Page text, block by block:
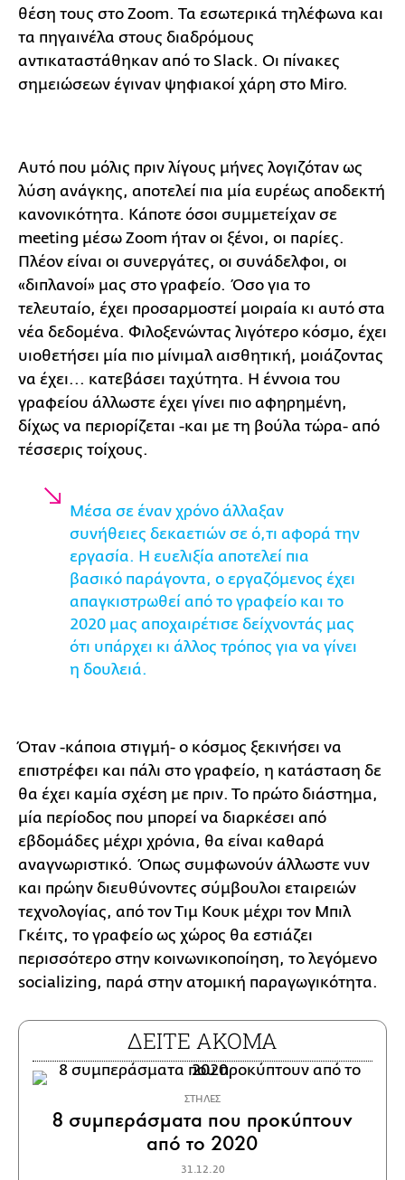
θέση τους στο Zoom. Τα εσωτερικά τηλέφωνα και
τα πηγαινέλα στους διαδρόμους
αντικαταστάθηκαν από το Slack. Οι πίνακες
σημειώσεων έγιναν ψηφιακοί χάρη στο Miro.
Αυτό που μόλις πριν λίγους μήνες λογιζόταν ως
λύση ανάγκης, αποτελεί πια μία ευρέως αποδεκτή
κανονικότητα. Κάποτε όσοι συμμετείχαν σε
meeting μέσω Zoom ήταν οι ξένοι, οι παρίες.
Πλέον είναι οι συνεργάτες, οι συνάδελφοι, οι
«διπλανοί» μας στο γραφείο. Όσο για το
τελευταίο, έχει προσαρμοστεί μοιραία κι αυτό στα
νέα δεδομένα. Φιλοξενώντας λιγότερο κόσμο, έχει
υιοθετήσει μία πιο μίνιμαλ αισθητική, μοιάζοντας
να έχει... κατεβάσει ταχύτητα. Η έννοια του
γραφείου άλλωστε έχει γίνει πιο αφηρημένη,
δίχως να περιορίζεται -και με τη βούλα τώρα- από
τέσσερις τοίχους.
Μέσα σε έναν χρόνο άλλαξαν
συνήθειες δεκαετιών σε ό,τι αφορά την
εργασία. Η ευελιξία αποτελεί πια
βασικό παράγοντα, ο εργαζόμενος έχει
απαγκιστρωθεί από το γραφείο και το
2020 μας αποχαιρέτισε δείχνοντάς μας
ότι υπάρχει κι άλλος τρόπος για να γίνει
η δουλειά.
Όταν -κάποια στιγμή- ο κόσμος ξεκινήσει να
επιστρέφει και πάλι στο γραφείο, η κατάσταση δε
θα έχει καμία σχέση με πριν. Το πρώτο διάστημα,
μία περίοδος που μπορεί να διαρκέσει από
εβδομάδες μέχρι χρόνια, θα είναι καθαρά
αναγνωριστικό. Όπως συμφωνούν άλλωστε νυν
και πρώην διευθύνοντες σύμβουλοι εταιρειών
τεχνολογίας, από τον Τιμ Κουκ μέχρι τον Μπιλ
Γκέιτς, το γραφείο ως χώρος θα εστιάζει
περισσότερο στην κοινωνικοποίηση, το λεγόμενο
socializing, παρά στην ατομική παραγωγικότητα.
ΔΕΙΤΕ ΑΚΟΜΑ
ΣΤΗΛΕΣ
8 συμπεράσματα που προκύπτουν
από το 2020
31.12.20